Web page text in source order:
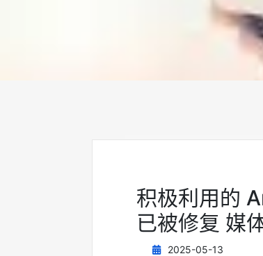
积极利用的
已被修复 媒
2025-05-13